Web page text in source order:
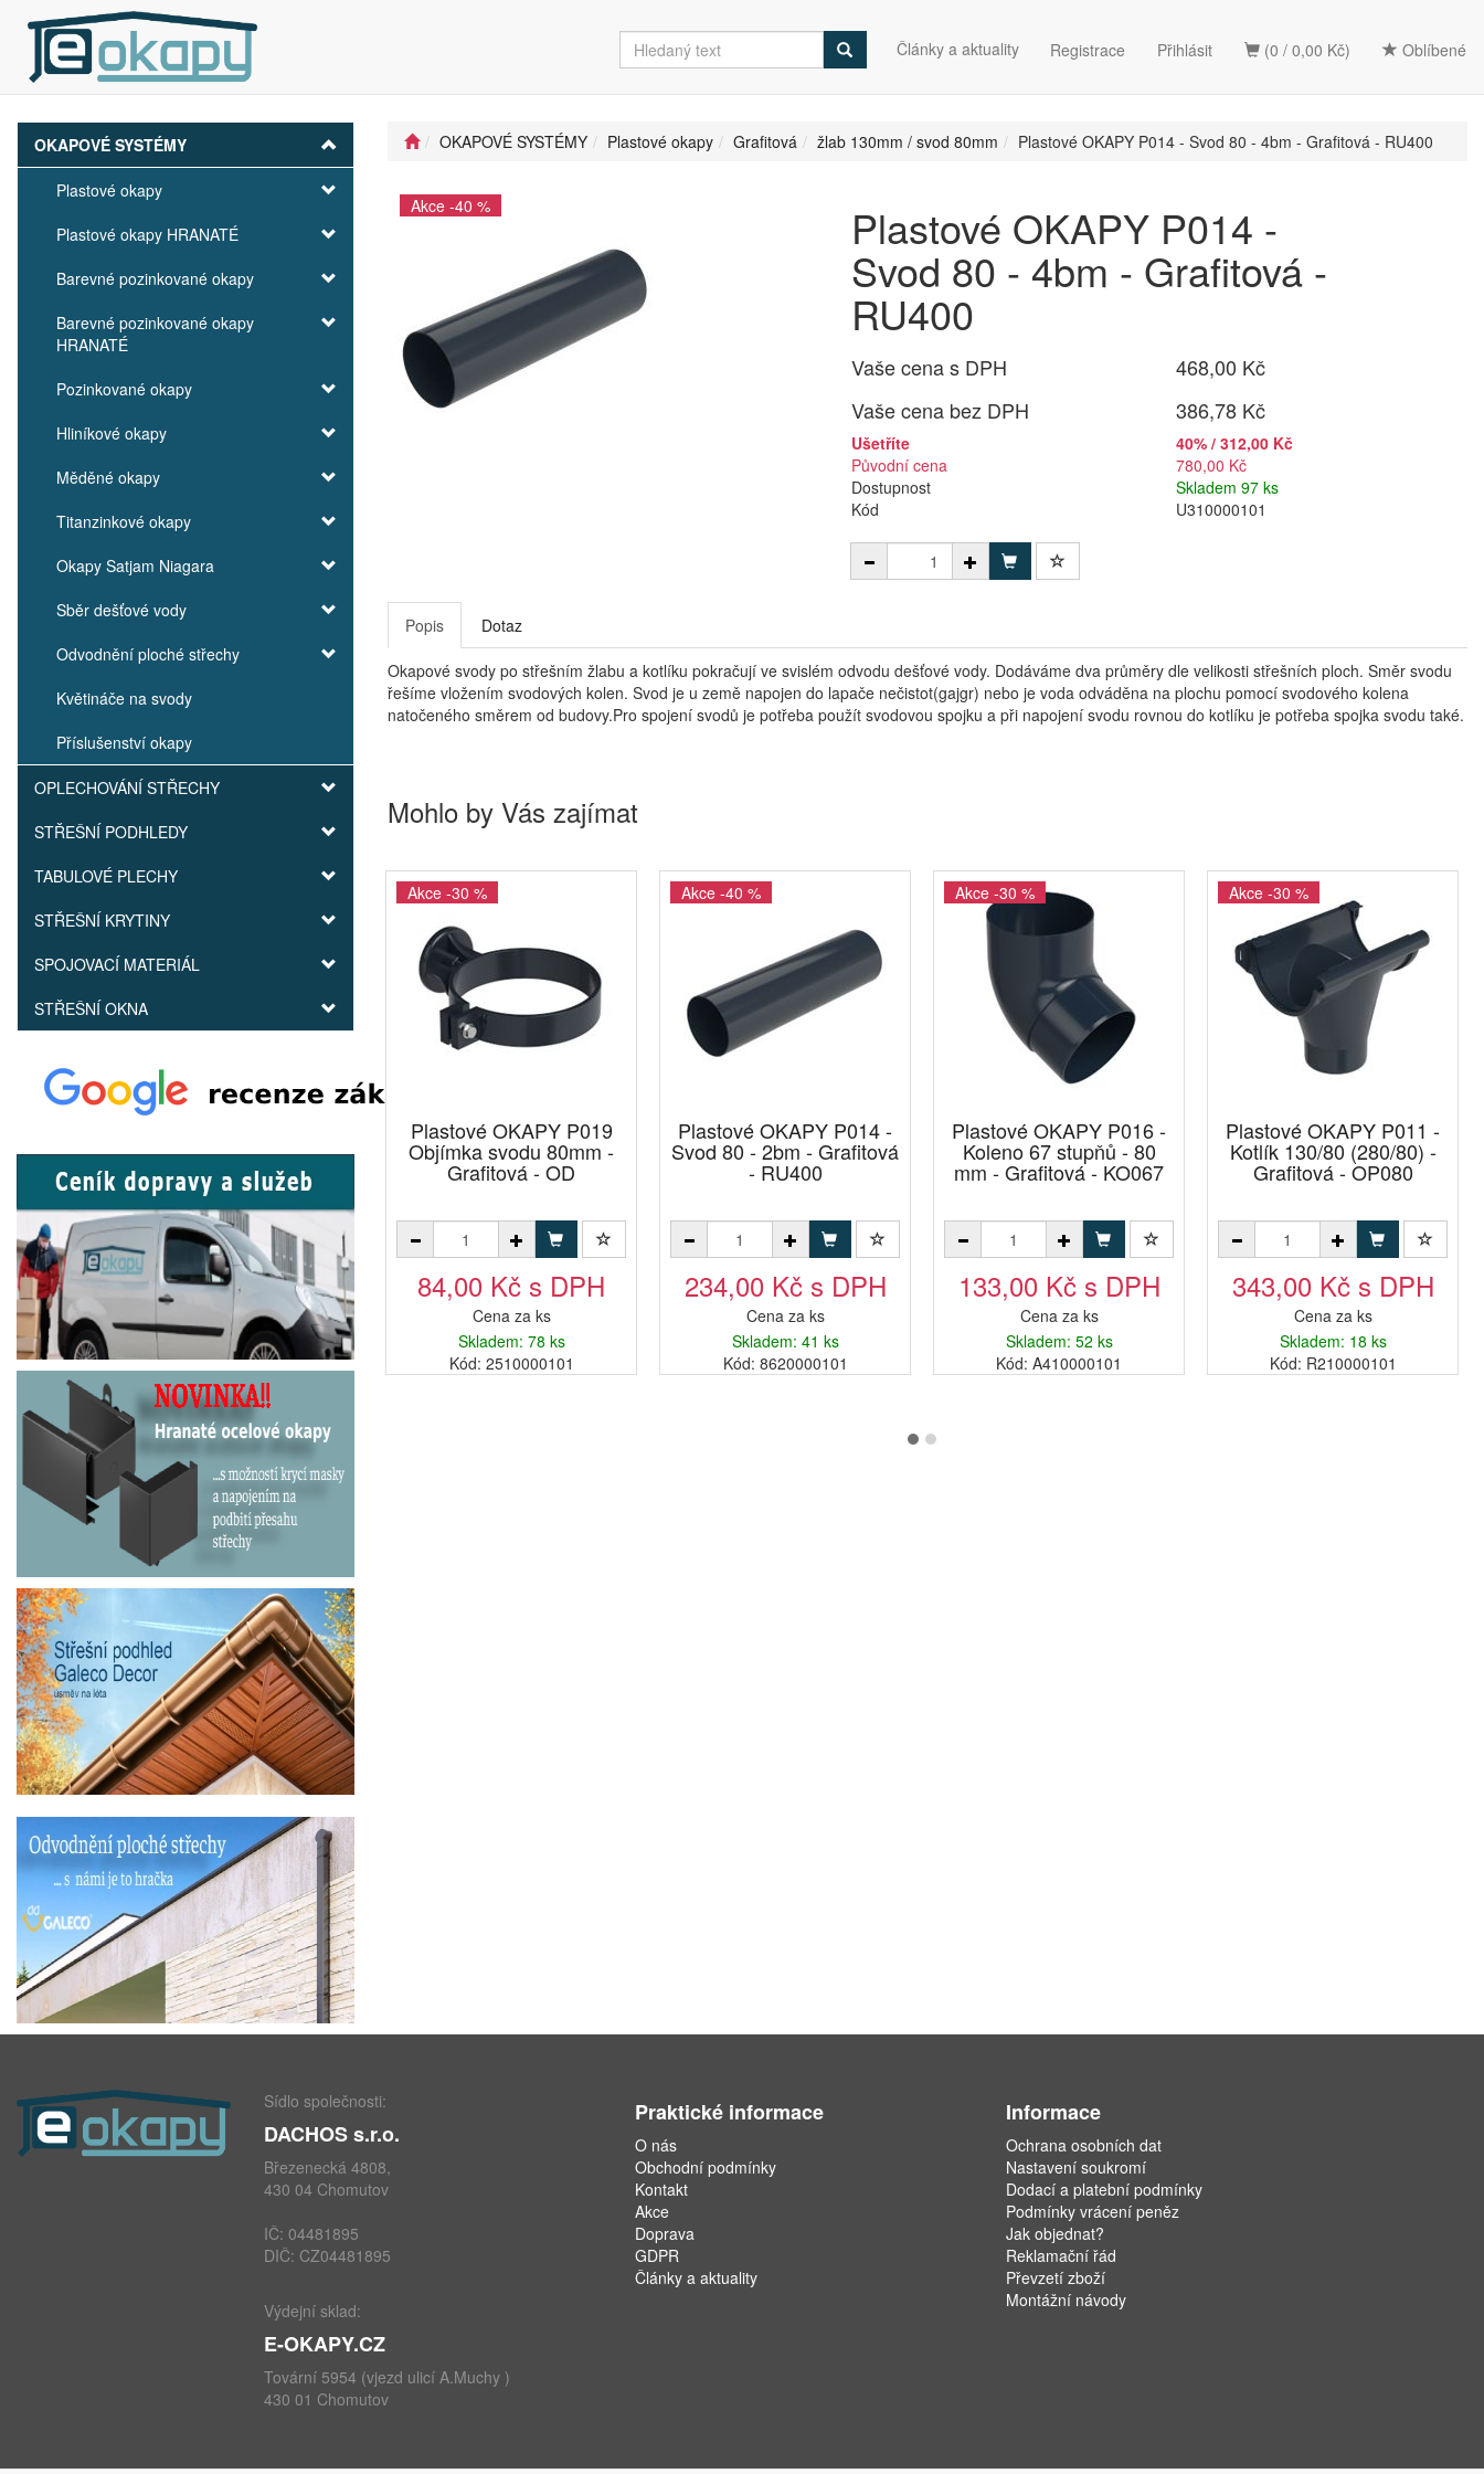
(0 / 0,00 Kč) Oblíbené
Články a aktuality Registrace Přihlásit
OKAPOVÉ SYSTÉMY
Plastové okapy
Plastové okapy HRANATÉ
Barevné pozinkované okapy
Barevné pozinkované okapy
HRANATÉ
Pozinkované okapy
Hliníkové okapy
Měděné okapy
Titanzinkové okapy
Okapy Satjam Niagara
Sběr dešťové vody
Odvodnění ploché střechy
Květináče na svody
Příslušenství okapy
OPLECHOVÁNÍ STŘECHY
STŘEŠNÍ PODHLEDY
TABULOVÉ PLECHY
STŘEŠNÍ KRYTINY
SPOJOVACÍ MATERIÁL
STŘEŠNÍ OKNA
OKAPOVÉ SYSTÉMY Plastové okapy Grafitová žlab 130mm / svod 80mm Plastové OKAPY P014 - Svod 80 - 4bm - Grafitová - RU400
Akce -40 % Plastové OKAPY P014 -
Svod 80 - 4bm - Grafitová -
RU400
Vaše cena s DPH
468,00 Kč
Vaše cena bez DPH
386,78 Kč
Ušetříte
40% / 312,00 Kč
Původní cena
780,00 Kč
Dostupnost
Skladem 97 ks
Kód
U310000101
Popis Dotaz
Okapové svody po střešním žlabu a kotlíku pokračují ve svislém odvodu dešťové vody. Dodáváme dva průměry dle velikosti střešních ploch. Směr svodu
řešíme vložením svodových kolen. Svod je u země napojen do lapače nečistot(gajgr) nebo je voda odváděna na plochu pomocí svodového kolena
natočeného směrem od budovy.Pro spojení svodů je potřeba použít svodovou spojku a při napojení svodu rovnou do kotlíku je potřeba spojka svodu také.
Mohlo by Vás zajímat
Akce -30 %
Plastové OKAPY P019
Objímka svodu 80mm -
Grafitová - OD
84,00 Kč s DPH
Cena za ks
Skladem: 78 ks
Kód: 2510000101
Akce -40 %
Plastové OKAPY P014 -
Svod 80 - 2bm - Grafitová
- RU400
234,00 Kč s DPH
Cena za ks
Skladem: 41 ks
Kód: 8620000101
Akce -30 %
Plastové OKAPY P016 -
Koleno 67 stupňů - 80
mm - Grafitová - KO067
133,00 Kč s DPH
Cena za ks
Skladem: 52 ks
Kód: A410000101
Akce -30 %
Plastové OKAPY P011 -
Kotlík 130/80 (280/80) -
Grafitová - OP080
343,00 Kč s DPH
Cena za ks
Skladem: 18 ks
Kód: R210000101
Sídlo společnosti:
DACHOS s.r.o.
Březenecká 4808,
430 04 Chomutov
IČ: 04481895
DIČ: CZ04481895
Výdejní sklad:
E-OKAPY.CZ
Tovární 5954 (vjezd ulicí A.Muchy )
430 01 Chomutov
Praktické informace
O nás
Obchodní podmínky
Kontakt
Akce
Doprava
GDPR
Články a aktuality
Informace
Ochrana osobních dat
Nastavení soukromí
Dodací a platební podmínky
Podmínky vrácení peněz
Jak objednat?
Reklamační řád
Převzetí zboží
Montážní návody